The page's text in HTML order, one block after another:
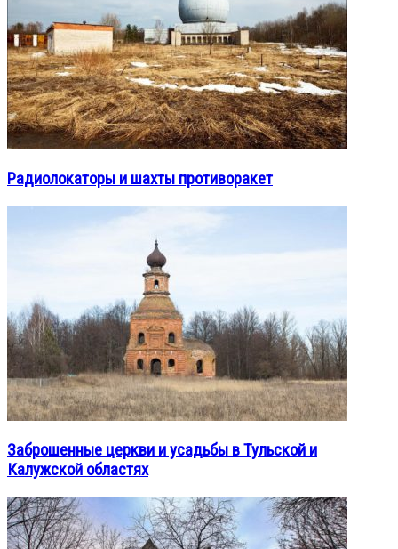
Радиолокаторы и шахты противоракет
Заброшенные церкви и усадьбы в Тульской и
Калужской областях